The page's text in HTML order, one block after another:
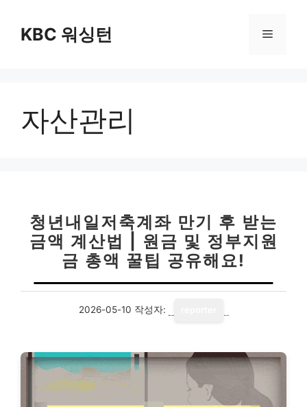
KBC 워싱턴 메
자산관리
청년내일저축계좌 만기 후 받는
금액 계산법 | 원금 및 정부지원
금 총액 꿀팁 공유해요!
2026-05-10 작성자: